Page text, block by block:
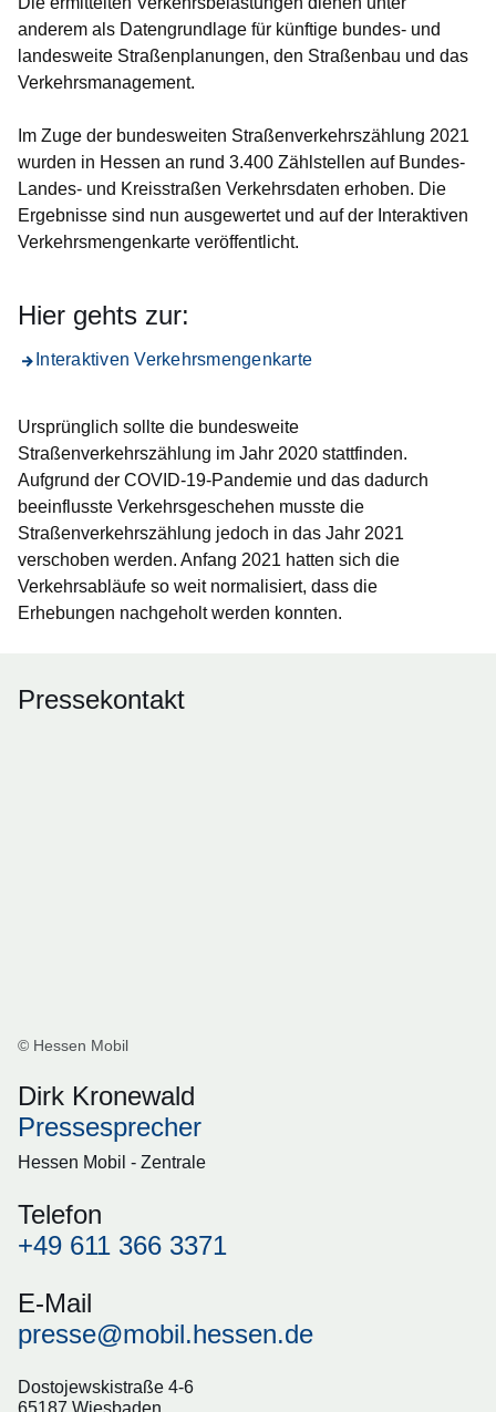
anderem als Datengrundlage für künftige bundes- und
landesweite Straßenplanungen, den Straßenbau und das
Verkehrsmanagement.
Im Zuge der bundesweiten Straßenverkehrszählung 2021
wurden in Hessen an rund 3.400 Zählstellen auf Bundes-
Landes- und Kreisstraßen Verkehrsdaten erhoben. Die
Ergebnisse sind nun ausgewertet und auf der Interaktiven
Verkehrsmengenkarte veröffentlicht.
Hier gehts zur:
Interaktiven Verkehrsmengenkarte
Ursprünglich sollte die bundesweite
Straßenverkehrszählung im Jahr 2020 stattfinden.
Aufgrund der COVID-19-Pandemie und das dadurch
beeinflusste Verkehrsgeschehen musste die
Straßenverkehrszählung jedoch in das Jahr 2021
verschoben werden. Anfang 2021 hatten sich die
Verkehrsabläufe so weit normalisiert, dass die
Erhebungen nachgeholt werden konnten.
Pressekontakt
© Hessen Mobil
Dirk Kronewald
Pressesprecher
Hessen Mobil - Zentrale
Telefon
+49 611 366 3371
E-Mail
presse@mobil.hessen.de
Dostojewskistraße 4-6